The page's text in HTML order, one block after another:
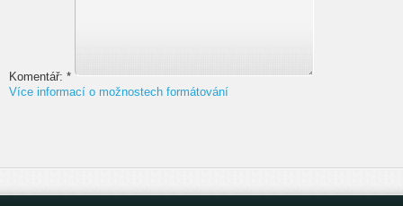
Komentář: *
Více informací o možnostech formátování